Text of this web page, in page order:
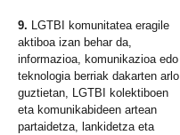
9. LGTBI komunitatea eragile
aktiboa izan behar da,
informazioa, komunikazioa edo
teknologia berriak dakarten arlo
guztietan, LGTBI kolektiboen
eta komunikabideen artean
partaidetza, lankidetza eta